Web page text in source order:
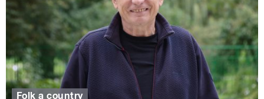
Folk a country